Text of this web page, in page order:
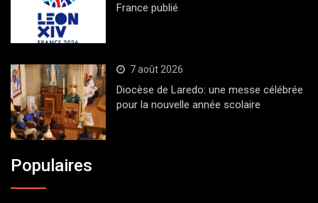
France publié
7 août 2026
Diocèse de Laredo: une messe célébrée
pour la nouvelle année scolaire
Populaires